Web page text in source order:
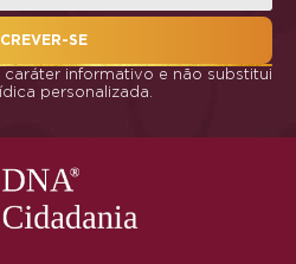
SE
informativo e não substitui
personalizada.